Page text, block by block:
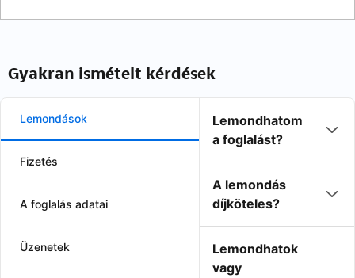
Gyakran ismételt kérdések
Lemondások
Fizetés
A foglalás adatai
Üzenetek
Lemondhatom
a foglalást?
A lemondás
díjköteles?
Lemondhatok
vagy